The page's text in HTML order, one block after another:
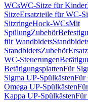
WCsWC-Sitze für Kinder
SitzeErsatzteile für WC-
SitzringeHock-WCsMit
SpülungZubehör
für Wandbidets
StandbidetsZubehör
WC-Steuerungen
BetätigungsplattenFür
Sigma UP-SpülkästenFür
Omega UP-Spülkästen
Kappa UP-SpülkästenFür